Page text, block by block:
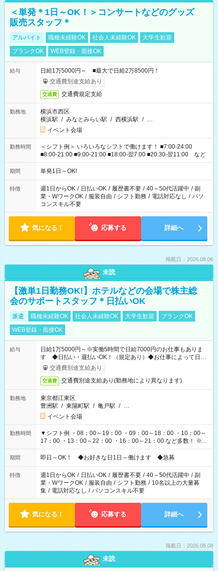
＜単発＊1日～OK！＞コンサートなどのグッズ
販売スタッフ＊
アルバイト 職種未経験OK 社会人未経験OK
大学生歓迎
ブランクOK
WEB登録・面接OK
給与
日給1万5000円～ ■最大で日給2万8500円！
交通費別途支給あり
交通費 交通費規定支給
勤務地
横浜市西区
横浜駅 / みなとみらい駅 / 西横浜駅 / …
イベント会場
勤務時間
＜シフト例＞ いろいろなシフトで働けます！ ■7:00-24:00
■8:00-21:00 ■9:00-21:00 ■18:00-翌7:00 ■20:30-翌11:00 など
期間 単発1日～OK!
特徴 週1日からOK / 日払いOK / 履歴書不要 / 40～50代活躍中 / 副
業・WワークOK / 服装自由 / シフト勤務 / 電話対応なし / パソ
コンスキル不要
気になる！ 応募する 詳細へ
掲載日：2026.08.06
未読
【激単1日勤務OK!】ホテルなどの会場で株主総
会のサポートスタッフ＊日払いOK
派遣 職種未経験OK 社会人未経験OK 大学生歓迎
ブランクOK
WEB登録・面接OK
給与
日給1万5000円～※実働5時間で日給7000円のお仕事もありま
す ◆日払い・週払いOK！（規定あり）◆お仕事によって日給
も異なります
交通費別途支給あり
交通費 交通費別途支給あり(勤務地により異なります)
勤務地
東京都江東区
豊洲駅 / 東陽町駅 / 亀戸駅 / …
イベント会場
勤務時間
▼シフト例 ・08：00～19：00 ・09：00～18：00 ・10：00～
17：00 ・13：00～22：00 ・16：00～21：00 など多数！ ※お
仕事により勤務時間が異なります
期間 即日～OK！ ◆お好きな日1日～働けます ◆急募
特徴 週1日からOK / 日払いOK / 履歴書不要 / 40～50代活躍中 / 副
業・WワークOK / 服装自由 / シフト勤務 / 10名以上の大量募
集 / 電話対応なし / パソコンスキル不要
気になる！ 応募する 詳細へ
掲載日：2026.08.08
未読